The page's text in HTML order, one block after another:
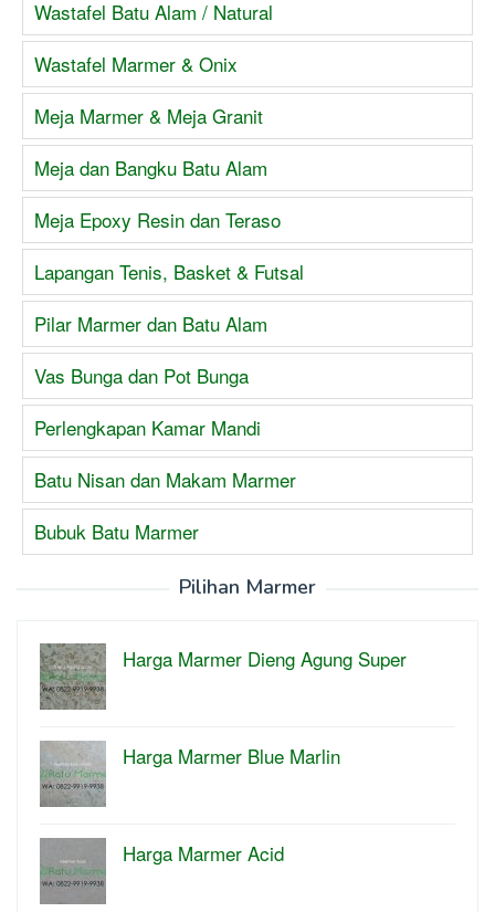
Wastafel Batu Alam / Natural
Wastafel Marmer & Onix
Meja Marmer & Meja Granit
Meja dan Bangku Batu Alam
Meja Epoxy Resin dan Teraso
Lapangan Tenis, Basket & Futsal
Pilar Marmer dan Batu Alam
Vas Bunga dan Pot Bunga
Perlengkapan Kamar Mandi
Batu Nisan dan Makam Marmer
Bubuk Batu Marmer
Pilihan Marmer
Harga Marmer Dieng Agung Super
Harga Marmer Blue Marlin
Harga Marmer Acid